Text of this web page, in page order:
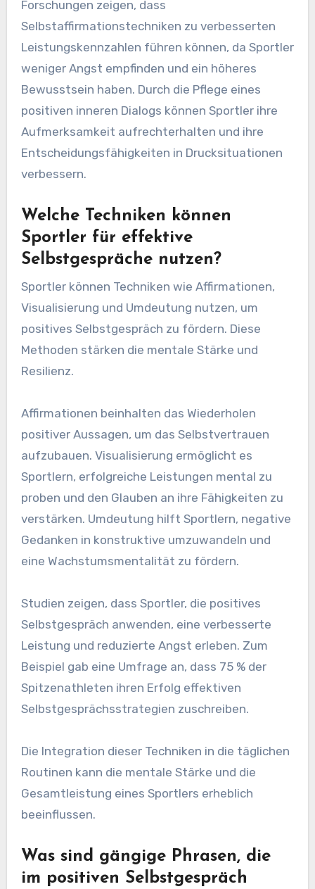
Forschungen zeigen, dass
Selbstaffirmationstechniken zu verbesserten
Leistungskennzahlen führen können, da Sportler
weniger Angst empfinden und ein höheres
Bewusstsein haben. Durch die Pflege eines
positiven inneren Dialogs können Sportler ihre
Aufmerksamkeit aufrechterhalten und ihre
Entscheidungsfähigkeiten in Drucksituationen
verbessern.
Welche Techniken können
Sportler für effektive
Selbstgespräche nutzen?
Sportler können Techniken wie Affirmationen,
Visualisierung und Umdeutung nutzen, um
positives Selbstgespräch zu fördern. Diese
Methoden stärken die mentale Stärke und
Resilienz.
Affirmationen beinhalten das Wiederholen
positiver Aussagen, um das Selbstvertrauen
aufzubauen. Visualisierung ermöglicht es
Sportlern, erfolgreiche Leistungen mental zu
proben und den Glauben an ihre Fähigkeiten zu
verstärken. Umdeutung hilft Sportlern, negative
Gedanken in konstruktive umzuwandeln und
eine Wachstumsmentalität zu fördern.
Studien zeigen, dass Sportler, die positives
Selbstgespräch anwenden, eine verbesserte
Leistung und reduzierte Angst erleben. Zum
Beispiel gab eine Umfrage an, dass 75 % der
Spitzenathleten ihren Erfolg effektiven
Selbstgesprächsstrategien zuschreiben.
Die Integration dieser Techniken in die täglichen
Routinen kann die mentale Stärke und die
Gesamtleistung eines Sportlers erheblich
beeinflussen.
Was sind gängige Phrasen, die
im positiven Selbstgespräch